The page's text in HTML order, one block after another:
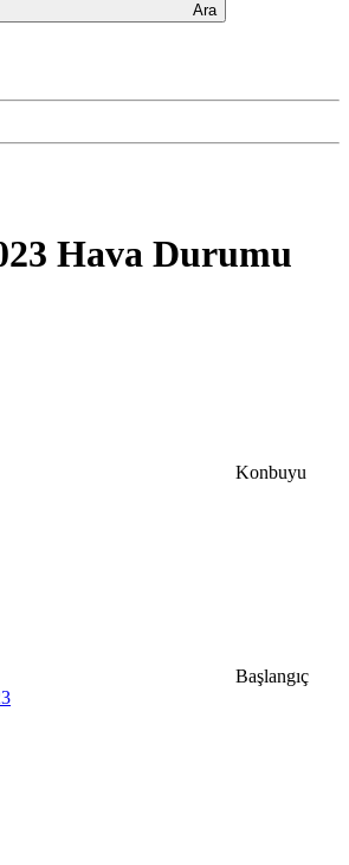
Ara
Hava Durumu
Konbuyu
Başlangıç